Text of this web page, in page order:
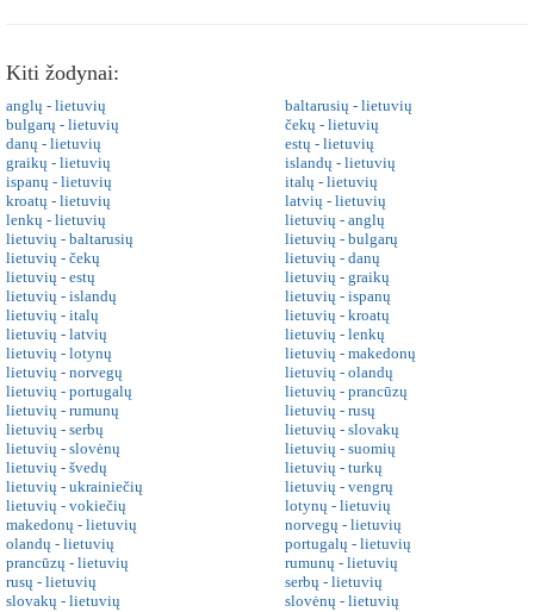
Kiti žodynai:
anglų - lietuvių
baltarusių - lietuvių
bulgarų - lietuvių
čekų - lietuvių
danų - lietuvių
estų - lietuvių
graikų - lietuvių
islandų - lietuvių
ispanų - lietuvių
italų - lietuvių
kroatų - lietuvių
latvių - lietuvių
lenkų - lietuvių
lietuvių - anglų
lietuvių - baltarusių
lietuvių - bulgarų
lietuvių - čekų
lietuvių - danų
lietuvių - estų
lietuvių - graikų
lietuvių - islandų
lietuvių - ispanų
lietuvių - italų
lietuvių - kroatų
lietuvių - latvių
lietuvių - lenkų
lietuvių - lotynų
lietuvių - makedonų
lietuvių - norvegų
lietuvių - olandų
lietuvių - portugalų
lietuvių - prancūzų
lietuvių - rumunų
lietuvių - rusų
lietuvių - serbų
lietuvių - slovakų
lietuvių - slovėnų
lietuvių - suomių
lietuvių - švedų
lietuvių - turkų
lietuvių - ukrainiečių
lietuvių - vengrų
lietuvių - vokiečių
lotynų - lietuvių
makedonų - lietuvių
norvegų - lietuvių
olandų - lietuvių
portugalų - lietuvių
prancūzų - lietuvių
rumunų - lietuvių
rusų - lietuvių
serbų - lietuvių
slovakų - lietuvių
slovėnų - lietuvių